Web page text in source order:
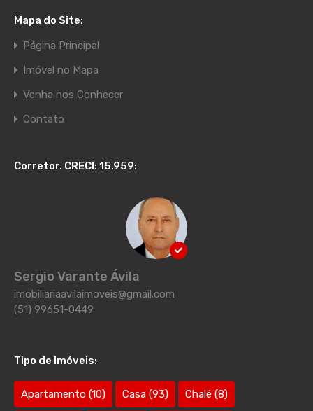
Mapa do Site:
Página Principal
Imóvel no Mapa
Venha nos Conhecer
Contato
Corretor. CRECI: 15.959:
Sergio Varante Ávila
imobiliariaavilaimoveis@gmail.com
(51) 99651-0449
Tipo de Imóveis:
Apartamento (10) Casa (93) Chalé (8)